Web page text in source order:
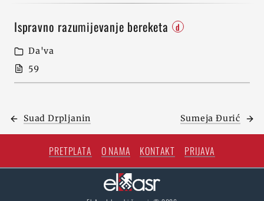
Ispravno razumijevanje bereketa d
Da'va
59
Suad Drpljanin Sumeja Ðurić
PRETPLATA O NAMA KONTAKT PRIJAVA